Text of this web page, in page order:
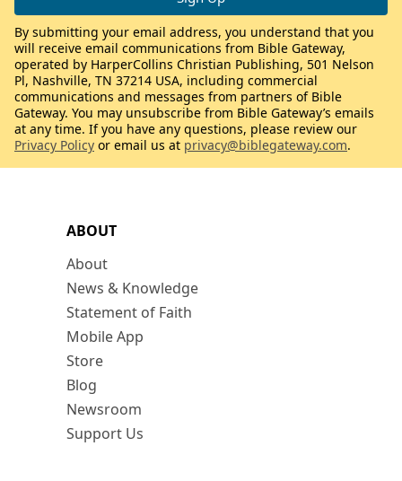
ABOUT
About
News & Knowledge
Statement of Faith
Mobile App
Store
Blog
Newsroom
Support Us
By submitting your email address, you understand that you
will receive email communications from Bible Gateway,
operated by HarperCollins Christian Publishing, 501 Nelson
Pl, Nashville, TN 37214 USA, including commercial
communications and messages from partners of Bible
Gateway. You may unsubscribe from Bible Gateway’s emails
at any time. If you have any questions, please review our
Privacy Policy or email us at privacy@biblegateway.com.